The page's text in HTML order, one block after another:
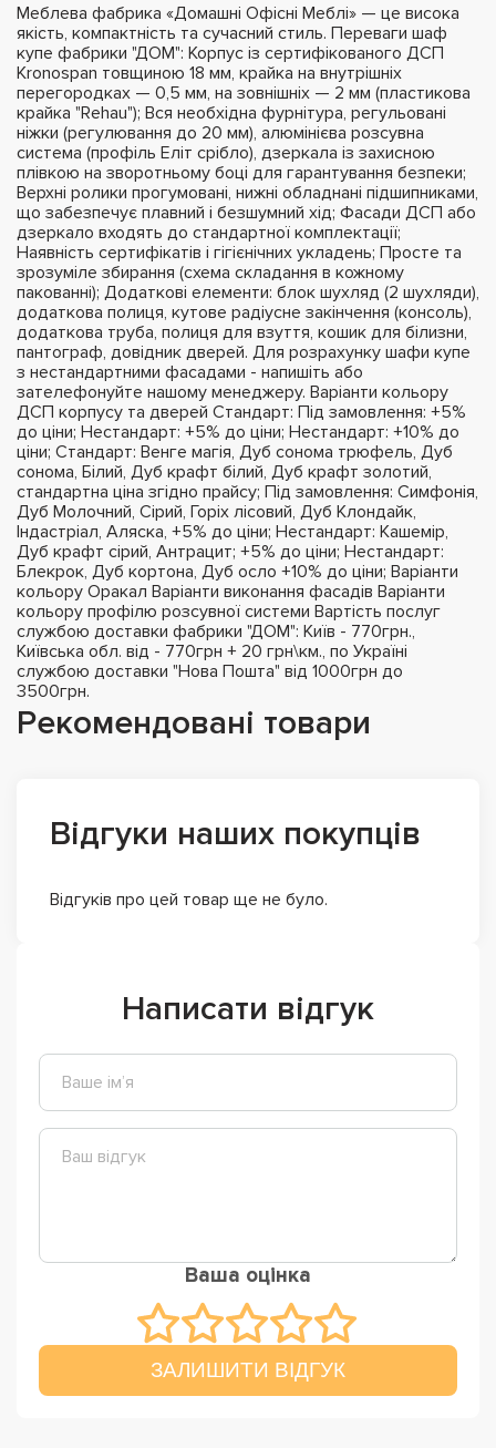
Меблева фабрика «Домашні Офісні Меблі» — це висока
якість, компактність та сучасний стиль. Переваги шаф
купе фабрики "ДОМ": Корпус із сертифікованого ДСП
Kronospan товщиною 18 мм, крайка на внутрішніх
перегородках — 0,5 мм, на зовнішніх — 2 мм (пластикова
крайка "Rehau"); Вся необхідна фурнітура, регульовані
ніжки (регулювання до 20 мм), алюмінієва розсувна
система (профіль Еліт срібло), дзеркала із захисною
плівкою на зворотньому боці для гарантування безпеки;
Верхні ролики прогумовані, нижні обладнані підшипниками,
що забезпечує плавний і безшумний хід; Фасади ДСП або
дзеркало входять до стандартної комплектації;
Наявність сертифікатів і гігієнічних укладень; Просте та
зрозуміле збирання (схема складання в кожному
пакованні); Додаткові елементи: блок шухляд (2 шухляди),
додаткова полиця, кутове радіусне закінчення (консоль),
додаткова труба, полиця для взуття, кошик для білизни,
пантограф, довідник дверей. Для розрахунку шафи купе
з нестандартними фасадами - напишіть або
зателефонуйте нашому менеджеру. Варіанти кольору
ДСП корпусу та дверей Стандарт: Під замовлення: +5%
до ціни; Нестандарт: +5% до ціни; Нестандарт: +10% до
ціни; Стандарт: Венге магія, Дуб сонома трюфель, Дуб
сонома, Білий, Дуб крафт білий, Дуб крафт золотий,
стандартна ціна згідно прайсу; Під замовлення: Симфонія,
Дуб Молочний, Сірий, Горіх лісовий, Дуб Клондайк,
Індастріал, Аляска, +5% до ціни; Нестандарт: Кашемір,
Дуб крафт сірий, Антрацит; +5% до ціни; Нестандарт:
Блекрок, Дуб кортона, Дуб осло +10% до ціни; Варіанти
кольору Оракал Варіанти виконання фасадів Варіанти
кольору профілю розсувної системи Вартість послуг
службою доставки фабрики "ДОМ": Київ - 770грн.,
Київська обл. від - 770грн + 20 грн\км., по Україні
службою доставки "Нова Пошта" від 1000грн до
3500грн.
Рекомендовані товари
Відгуки наших покупців
Відгуків про цей товар ще не було.
Написати відгук
Ваша оцінка
ЗАЛИШИТИ ВІДГУК